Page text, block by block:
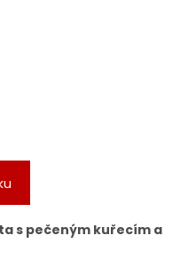
s pečeným kuřecím a